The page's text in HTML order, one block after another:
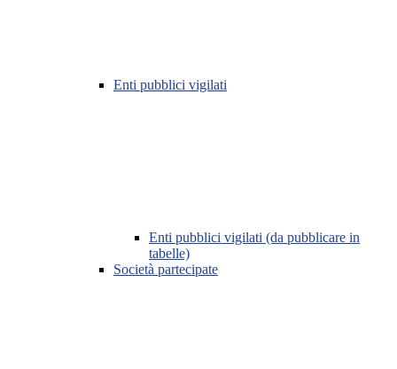
Enti pubblici vigilati
Enti pubblici vigilati (da pubblicare in
tabelle)
Società partecipate